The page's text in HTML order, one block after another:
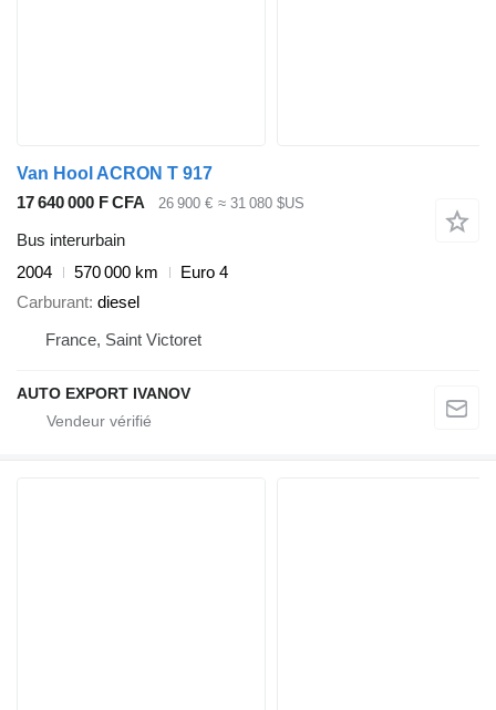
Van Hool ACRON T 917
17 640 000 F CFA
26 900 € ≈ 31 080 $US
Bus interurbain
2004
570 000 km
Euro 4
Carburant diesel
France, Saint Victoret
AUTO EXPORT IVANOV